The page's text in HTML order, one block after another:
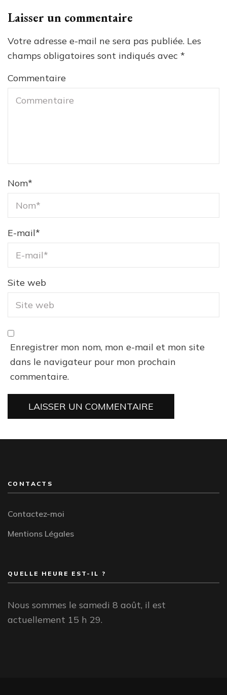
Laisser un commentaire
Votre adresse e-mail ne sera pas publiée. Les
champs obligatoires sont indiqués avec *
Commentaire
Nom*
E-mail*
Site web
Enregistrer mon nom, mon e-mail et mon site
dans le navigateur pour mon prochain
commentaire.
CONTACTS
Contactez-moi
Mentions Légales
QUELLE HEURE EST-IL ?
Nous sommes le samedi 8 août, il est
actuellement 15 h 29.